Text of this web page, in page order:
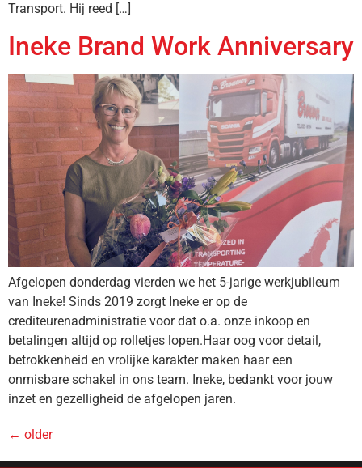
Transport. Hij reed […]
Ineke Brand Work Anniversary
Afgelopen donderdag vierden we het 5-jarige werkjubileum
van Ineke! Sinds 2019 zorgt Ineke er op de
crediteurenadministratie voor dat o.a. onze inkoop en
betalingen altijd op rolletjes lopen.Haar oog voor detail,
betrokkenheid en vrolijke karakter maken haar een
onmisbare schakel in ons team. Ineke, bedankt voor jouw
inzet en gezelligheid de afgelopen jaren.
← older